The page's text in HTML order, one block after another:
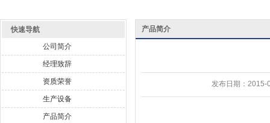
快速导航
公司简介
经理致辞
资质荣誉
生产设备
产品简介
产品简介
发布日期： 2015-